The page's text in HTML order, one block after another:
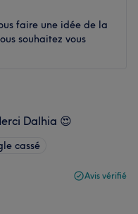
faire une idée de la
souhaitez vous
Dalhia 😍
cassé
Avis vérifié